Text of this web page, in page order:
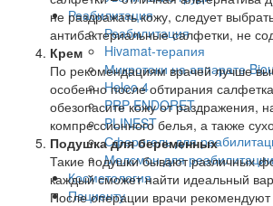
Реабилитация
Реабилитация
Hivamat-терапия
Микротоки на аппарате
Heleo 4
PRP ENDORET
PLINEST
Сферогель для
Мелсмон для реабилитации
Косметология
Пациенту
не раздражать кожу, следует
антибактериальные салфетки, не
Крем
По рекомендациям врачей лучше
особенно после обтирания
обезопасите кожу от раздражения,
компрессионного белья, а также
Подушка для беременных
Такие подушки бывают различных
каждый сможет найти идеальный
После операции врачи рекомендуют